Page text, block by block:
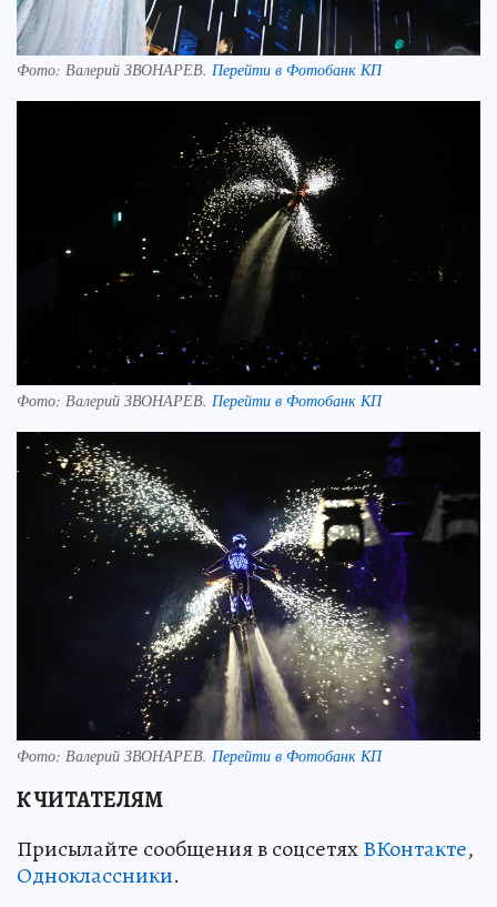
Фото: Валерий ЗВОНАРЕВ. Перейти в Фотобанк КП
Фото: Валерий ЗВОНАРЕВ. Перейти в Фотобанк КП
Фото: Валерий ЗВОНАРЕВ. Перейти в Фотобанк КП
К ЧИТАТЕЛЯМ
Присылайте сообщения в соцсетяхВКонтакте,
Одноклассники.